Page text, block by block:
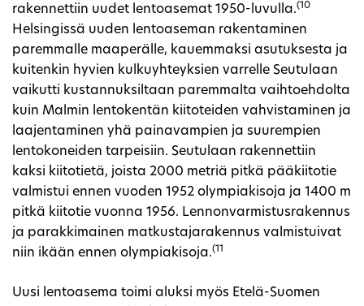
rakennettiin uudet lentoasemat 1950-luvulla.(10
Helsingissä uuden lentoaseman rakentaminen
paremmalle maaperälle, kauemmaksi asutuksesta ja
kuitenkin hyvien kulkuyhteyksien varrelle Seutulaan
vaikutti kustannuksiltaan paremmalta vaihtoehdolta
kuin Malmin lentokentän kiitoteiden vahvistaminen ja
laajentaminen yhä painavampien ja suurempien
lentokoneiden tarpeisiin. Seutulaan rakennettiin
kaksi kiitotietä, joista 2000 metriä pitkä pääkiitotie
valmistui ennen vuoden 1952 olympiakisoja ja 1400 m
pitkä kiitotie vuonna 1956. Lennonvarmistusrakennus
ja parakkimainen matkustajarakennus valmistuivat
niin ikään ennen olympiakisoja.(11
Uusi lentoasema toimi aluksi myös Etelä-Suomen